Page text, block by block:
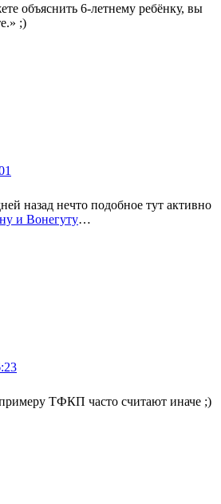
объяснить 6-летнему ребёнку, вы
;)
назад нечто подобное тут активно
и Вонегуту…
ТФКП часто считают иначе ;)